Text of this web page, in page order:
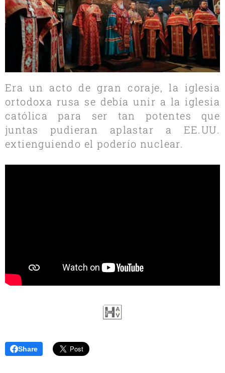
Era un acto de gran coraje, la iglesia
ortodoxa rusa se debía unir a la iglesia
católica para ser tan potentes que
juntas pudieran aplastar a EE.UU.
extienguiendo el poderío nuclear.
Share